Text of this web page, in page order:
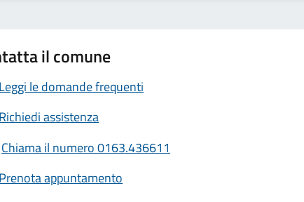
il comune
Leggi le domande frequenti
Richiedi assistenza
Chiama il numero 0163.436611
Prenota appuntamento